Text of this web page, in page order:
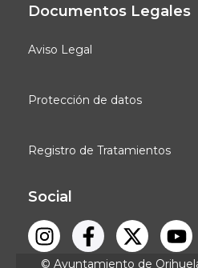
Documentos Legales
Aviso Legal
Protección de datos
Registro de Tratamientos
Social
© Ayuntamiento de